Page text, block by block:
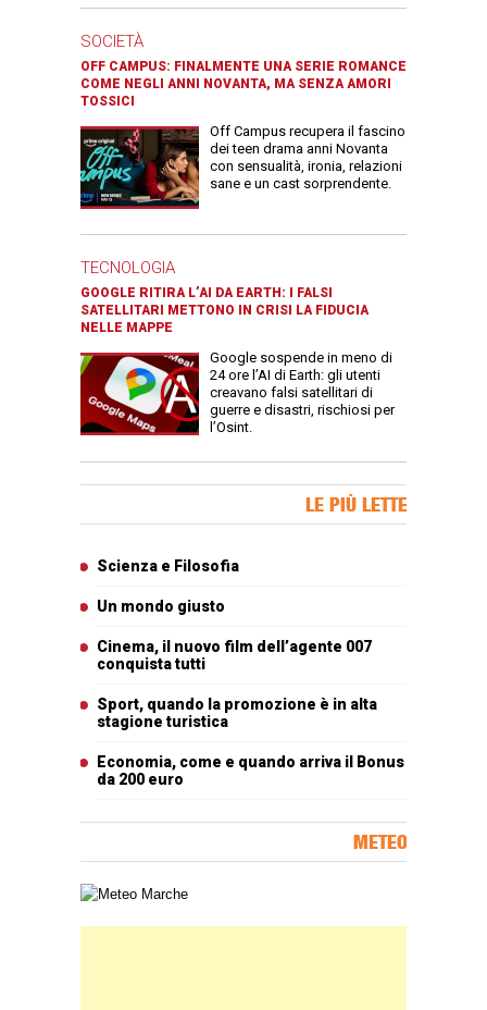
SOCIETÀ
OFF CAMPUS: FINALMENTE UNA SERIE ROMANCE
COME NEGLI ANNI NOVANTA, MA SENZA AMORI
TOSSICI
Off Campus recupera il fascino
dei teen drama anni Novanta
con sensualità, ironia, relazioni
sane e un cast sorprendente.
TECNOLOGIA
GOOGLE RITIRA L’AI DA EARTH: I FALSI
SATELLITARI METTONO IN CRISI LA FIDUCIA
NELLE MAPPE
Google sospende in meno di
24 ore l’AI di Earth: gli utenti
creavano falsi satellitari di
guerre e disastri, rischiosi per
l’Osint.
LE PIÙ LETTE
Scienza e Filosofia
Un mondo giusto
Cinema, il nuovo film dell’agente 007
conquista tutti
Sport, quando la promozione è in alta
stagione turistica
Economia, come e quando arriva il Bonus
da 200 euro
METEO
Carta meteorologica delle Marche